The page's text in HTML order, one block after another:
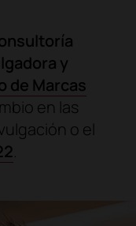
y
de Marcas
en las
o el
.